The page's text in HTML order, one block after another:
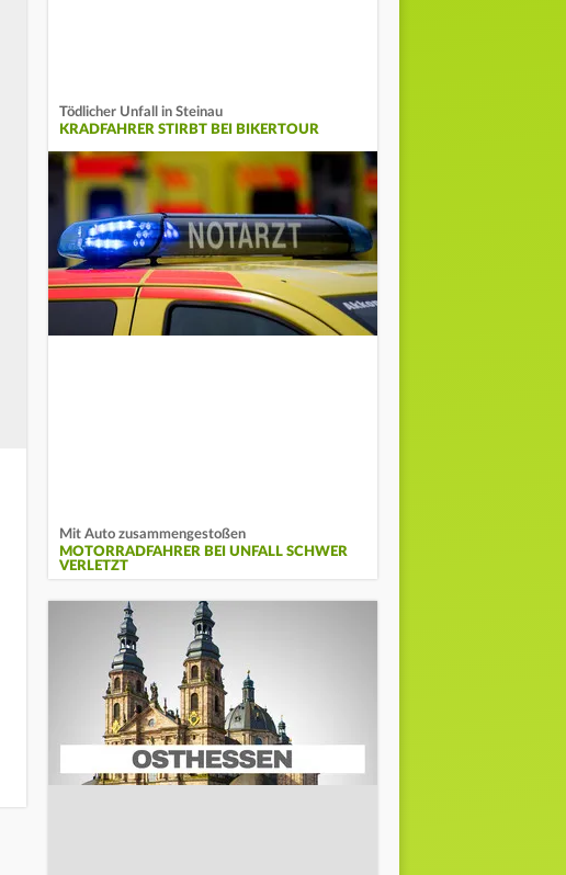
Tödlicher Unfall in Steinau
KRADFAHRER STIRBT BEI BIKERTOUR
Mit Auto zusammengestoßen
MOTORRADFAHRER BEI UNFALL SCHWER
VERLETZT